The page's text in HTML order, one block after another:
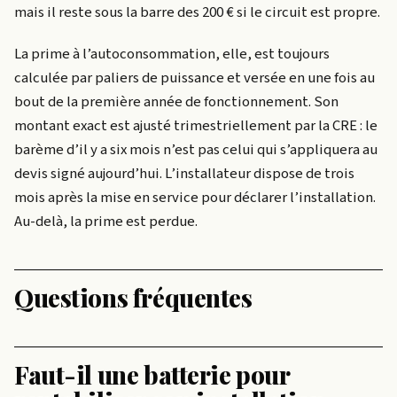
mais il reste sous la barre des 200 € si le circuit est propre.
La prime à l’autoconsommation, elle, est toujours
calculée par paliers de puissance et versée en une fois au
bout de la première année de fonctionnement. Son
montant exact est ajusté trimestriellement par la CRE : le
barème d’il y a six mois n’est pas celui qui s’appliquera au
devis signé aujourd’hui. L’installateur dispose de trois
mois après la mise en service pour déclarer l’installation.
Au-delà, la prime est perdue.
Questions fréquentes
Faut-il une batterie pour